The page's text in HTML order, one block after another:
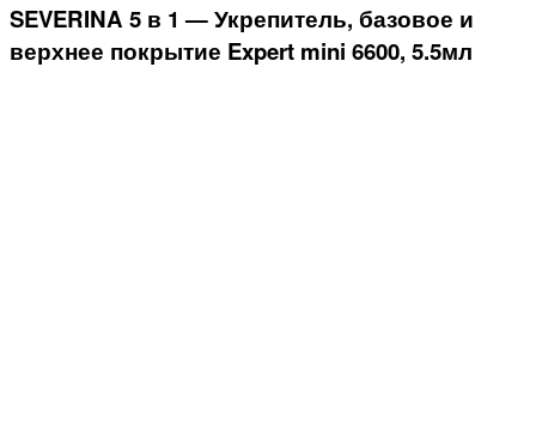
SEVERINA 5 в 1 — Укрепитель, базовое и
верхнее покрытие Expert mini 6600, 5.5мл